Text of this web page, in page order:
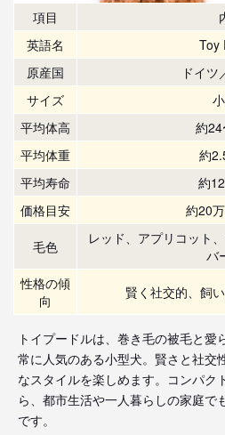
項目
英語名
Toy
原産国
ドイツ
サイズ
平均体高
約
平均体重
約
平均寿命
約
価格目安
約20
毛色
レッド、アプリコット
バ
性格の傾
向
賢く社交的、飼
トイプードルは、巻き毛の被毛と
常に人気のある小型犬。賢さと社交
なスタイルを楽しめます。コンパク
ら、都市生活や一人暮らしの家庭で
です。